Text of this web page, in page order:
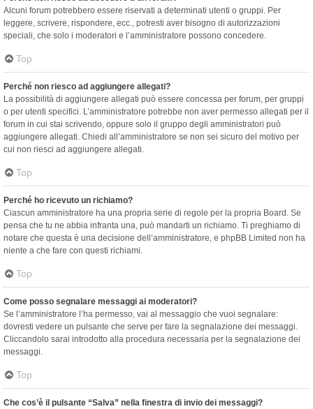
Alcuni forum potrebbero essere riservati a determinati utenti o gruppi. Per
leggere, scrivere, rispondere, ecc., potresti aver bisogno di autorizzazioni
speciali, che solo i moderatori e l’amministratore possono concedere.
Top
Perché non riesco ad aggiungere allegati?
La possibilità di aggiungere allegati può essere concessa per forum, per gruppi
o per utenti specifici. L’amministratore potrebbe non aver permesso allegati per il
forum in cui stai scrivendo, oppure solo il gruppo degli amministratori può
aggiungere allegati. Chiedi all’amministratore se non sei sicuro del motivo per
cui non riesci ad aggiungere allegati.
Top
Perché ho ricevuto un richiamo?
Ciascun amministratore ha una propria serie di regole per la propria Board. Se
pensa che tu ne abbia infranta una, può mandarti un richiamo. Ti preghiamo di
notare che questa è una decisione dell’amministratore, e phpBB Limited non ha
niente a che fare con questi richiami.
Top
Come posso segnalare messaggi ai moderatori?
Se l’amministratore l’ha permesso, vai al messaggio che vuoi segnalare:
dovresti vedere un pulsante che serve per fare la segnalazione dei messaggi.
Cliccandolo sarai introdotto alla procedura necessaria per la segnalazione dei
messaggi.
Top
Che cos’è il pulsante “Salva” nella finestra di invio dei messaggi?